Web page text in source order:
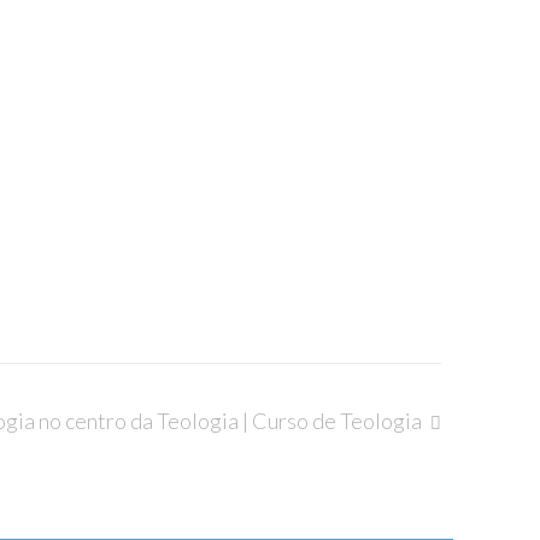
no centro da Teologia | Curso de Teologia